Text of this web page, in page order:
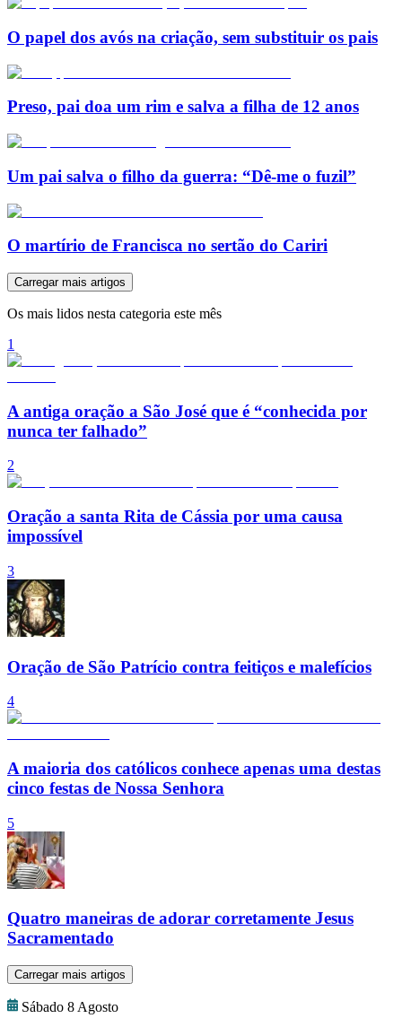
O papel dos avós na criação, sem substituir os pais
Preso, pai doa um rim e salva a filha de 12 anos
Um pai salva o filho da guerra: “Dê-me o fuzil”
O martírio de Francisca no sertão do Cariri
Carregar mais artigos
Os mais lidos nesta categoria este mês
1
A antiga oração a São José que é “conhecida por
nunca ter falhado”
2
Oração a santa Rita de Cássia por uma causa
impossível
3
Oração de São Patrício contra feitiços e malefícios
4
A maioria dos católicos conhece apenas uma destas
cinco festas de Nossa Senhora
5
Quatro maneiras de adorar corretamente Jesus
Sacramentado
Carregar mais artigos
Sábado 8 Agosto